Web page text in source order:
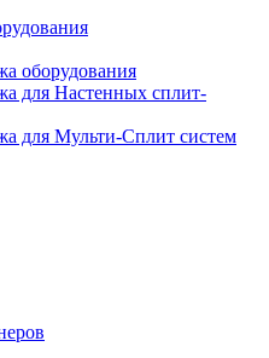
оборудования
для Настенных сплит-
для Мульти-Сплит систем